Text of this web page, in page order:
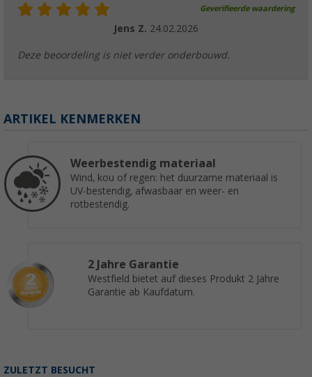
Geverifieerde waardering
Jens Z. 24.02.2026
Deze beoordeling is niet verder onderbouwd.
ARTIKEL KENMERKEN
Weerbestendig materiaal
Wind, kou of regen: het duurzame materiaal is
UV-bestendig, afwasbaar en weer- en
rotbestendig.
2 Jahre Garantie
Westfield bietet auf dieses Produkt 2 Jahre
Garantie ab Kaufdatum.
ZULETZT BESUCHT